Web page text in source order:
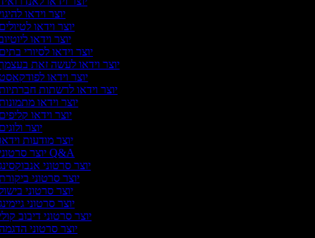
יוצר וידאו
יוצר וידאו
יוצר וידאו
יוצר וידאו לסיורי
יוצר וידאו לעשה זאת
יוצר וידאו
יוצר וידאו לרשתות
יוצר וידאו
יוצר וידאו
יוצר
יוצר מודעות
יוצר סרטוני Q&A
יוצר סרטוני
יוצר סרטוני
יוצר סרטוני
יוצר סרטוני
יוצר סרטוני דיבוב
יוצר סרטוני